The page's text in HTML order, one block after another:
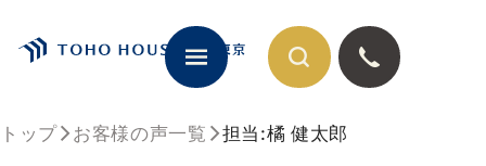
トップ お客様の声一覧 担当:橘 健太郎